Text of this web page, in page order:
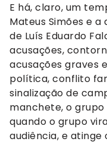
E há, claro, um
Mateus Simões e a
de Luís Eduardo
acusações,
acusações graves
política, conflito
sinalização de
manchete, o
quando o grupo
audiência, e atinge